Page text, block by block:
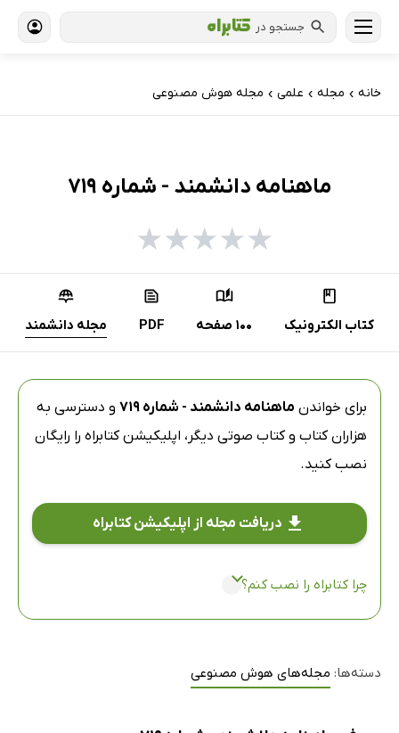
جستجو در
خانه › مجله › علمی › مجله هوش مصنوعی
ماهنامه دانشمند - شماره 719
★
★
★
★
★
کتاب الکترونیک 100 صفحه PDF مجله دانشمند
برای خواندن ماهنامه دانشمند - شماره 719
و دسترسی به
هزاران کتاب و کتاب صوتی دیگر، اپلیکیشن کتابراه را رایگان
نصب کنید.
دریافت مجله از اپلیکیشن کتابراه
چرا کتابراه را نصب کنم؟
دسته‌ها: مجله‌های هوش مصنوعی